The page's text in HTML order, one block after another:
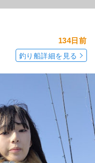
134日前
釣り船詳細を見る